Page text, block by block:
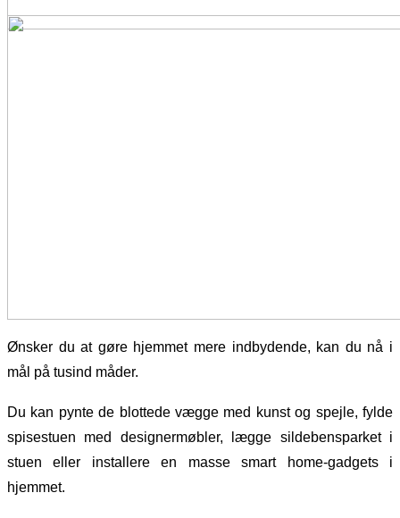
Ønsker du at gøre hjemmet mere indbydende, kan du nå i
mål på tusind måder.
Du kan pynte de blottede vægge med kunst og spejle, fylde
spisestuen med designermøbler, lægge sildebensparket i
stuen eller installere en masse smart home-gadgets i
hjemmet.